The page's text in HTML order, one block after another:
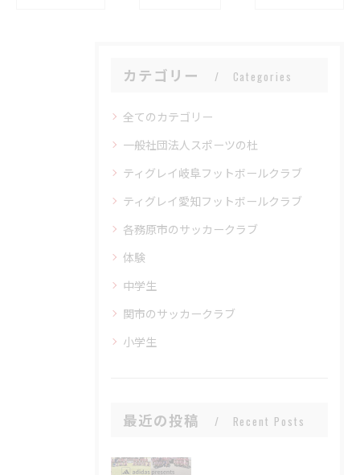
カテゴリー Categories
全てのカテゴリー
一般社団法人スポーツの杜
ティグレイ岐阜フットボールクラブ
ティグレイ愛知フットボールクラブ
各務原市のサッカークラブ
体験
中学生
関市のサッカークラブ
小学生
最近の投稿 Recent Posts